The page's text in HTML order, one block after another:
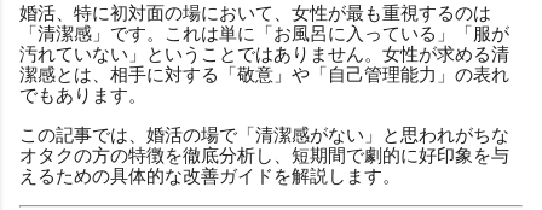
婚活、特に初対面の場において、女性が最も重視するのは
「清潔感」です。これは単に「お風呂に入っている」「服が
汚れていない」ということではありません。女性が求める清
潔感とは、相手に対する「敬意」や「自己管理能力」の表れ
でもあります。
この記事では、婚活の場で「清潔感がない」と思われがちな
オタクの方の特徴を徹底分析し、短期間で劇的に好印象を与
えるための具体的な改善ガイドを解説します。